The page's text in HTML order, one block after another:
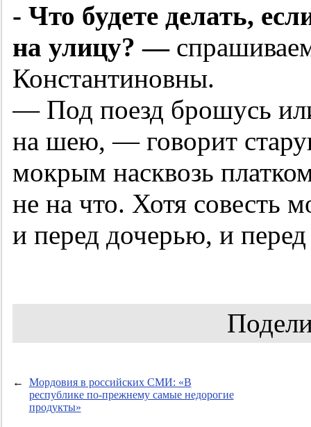
- Что будете делать,
на улицу? —
Константиновны.
— Под поезд брошусь
на шею, — говорит
мокрым насквозь
не на что. Хотя совесть
и перед дочерью, и
←
Мордовия в российских СМИ: «В
республике по-прежнему самые недорогие
продукты»